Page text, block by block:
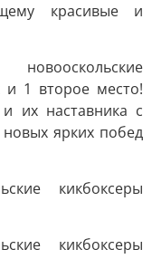
красивые и
и 1 второе место!
их наставника с
ярких побед